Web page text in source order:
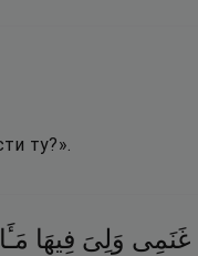
ту?».
غَنَمِى وَلِىَ فِيهَا